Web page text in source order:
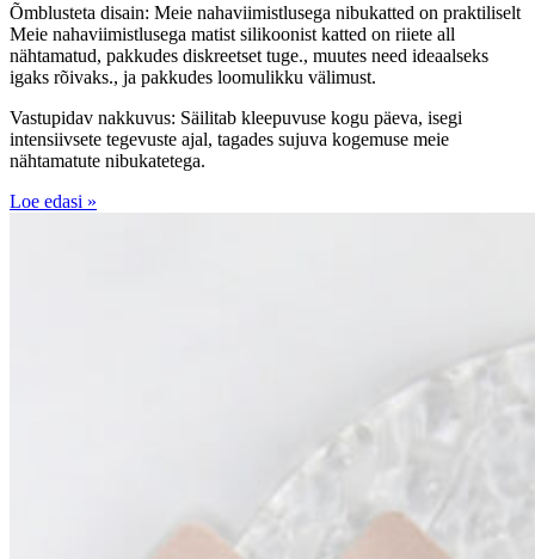
Õmblusteta disain: Meie nahaviimistlusega nibukatted on praktiliselt
Meie nahaviimistlusega matist silikoonist katted on riiete all
nähtamatud, pakkudes diskreetset tuge., muutes need ideaalseks
igaks rõivaks., ja pakkudes loomulikku välimust.
Vastupidav nakkuvus: Säilitab kleepuvuse kogu päeva, isegi
intensiivsete tegevuste ajal, tagades sujuva kogemuse meie
nähtamatute nibukatetega.
Loe edasi »